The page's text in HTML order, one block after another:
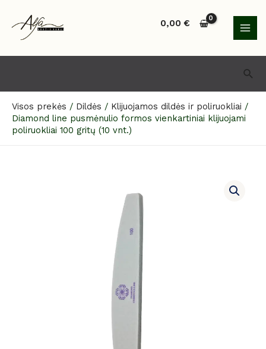
turinio
0,00€
Visos prekės / Dildės / Klijuojamos dildės ir poliruokliai /
Diamond line pusmėnulio formos vienkartiniai klijuojami
poliruokliai 100 gritų (10 vnt.)